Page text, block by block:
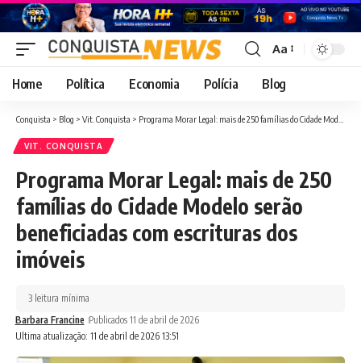
Font
Resizer
Aa
Home Política Economia Polícia Blog
Conquista > Blog > Vit. Conquista > Programa Morar Legal: mais de 250 famílias do Cidade Modelo serão beneficiadas com escrituras dos imóveis
VIT. CONQUISTA
Programa Morar Legal: mais de 250
famílias do Cidade Modelo serão
beneficiadas com escrituras dos
imóveis
Ultima atualização: 11 de abril de 2026 13:51
Barbara Francine Publicados 11 de abril de 2026
3 leitura mínima